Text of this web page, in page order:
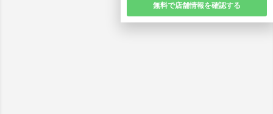
無料で店舗情報を確認する